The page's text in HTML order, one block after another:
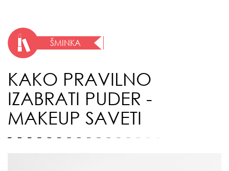
ŠMINKA
KAKO PRAVILNO
IZABRATI PUDER -
MAKEUP SAVETI